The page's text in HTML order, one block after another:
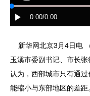
新华网北京3月4日电
玉溪市委副书记、市长
认为，西部城市只有通
能缩小与东部地区的差